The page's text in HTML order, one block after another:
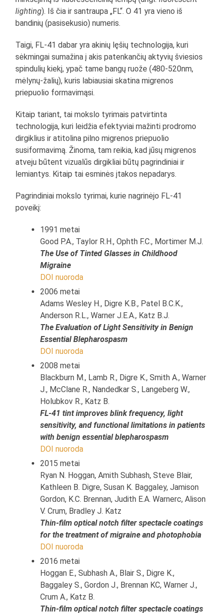
lighting). Iš čia ir santraupa „FL“. O 41 yra vieno iš
bandinių (pasisekusio) numeris.
Taigi, FL-41 dabar yra akinių lęšių technologija, kuri
sėkmingai sumažina į akis patenkančių aktyvių šviesios
spindulių kiekį, ypač tame bangų ruože (480-520nm,
mėlynų-žalių), kuris labiausiai skatina migrenos
priepuolio formavimąsi.
Kitaip tariant, tai mokslo tyrimais patvirtinta
technologija, kuri leidžia efektyviai mažinti prodromo
dirgiklius ir atitolina pilno migrenos priepuolio
susiformavimą. Žinoma, tam reikia, kad jūsų migrenos
atveju būtent vizualūs dirgikliai būtų pagrindiniai ir
lemiantys. Kitaip tai esminės įtakos nepadarys.
Pagrindiniai mokslo tyrimai, kurie nagrinėjo FL-41
poveikį:
1991 metai
Good P.A., Taylor R.H., Ophth F.C., Mortimer M.J.
The Use of Tinted Glasses in Childhood
Migraine
DOI nuoroda
2006 metai
Adams Wesley H., Digre K.B., Patel B.C.K.,
Anderson R.L., Warner J.E.A., Katz B.J.
The Evaluation of Light Sensitivity in Benign
Essential Blepharospasm
DOI nuoroda
2008 metai
Blackburn M., Lamb R., Digre K., Smith A., Warner
J., McClane R., Nandedkar S., Langeberg W.,
Holubkov R., Katz B.
FL-41 tint improves blink frequency, light
sensitivity, and functional limitations in patients
with benign essential blepharospasm
DOI nuoroda
2015 metai
Ryan N. Hoggan, Amith Subhash, Steve Blair,
Kathleen B. Digre, Susan K. Baggaley, Jamison
Gordon, K.C. Brennan, Judith E.A. Warnerc, Alison
V. Crum, Bradley J. Katz
Thin-film optical notch filter spectacle coatings
for the treatment of migraine and photophobia
DOI nuoroda
2016 metai
Hoggan E., Subhash A., Blair S., Digre K.,
Baggaley S., Gordon J., Brennan KC, Warner J.,
Crum A., Katz B.
Thin-film optical notch filter spectacle coatings